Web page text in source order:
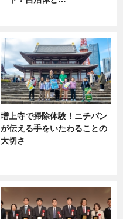
増上寺で掃除体験！ニチバン
が伝える手をいたわることの
大切さ